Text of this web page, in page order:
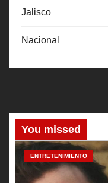
Jalisco
Nacional
You missed
ENTRETENIMIENTO